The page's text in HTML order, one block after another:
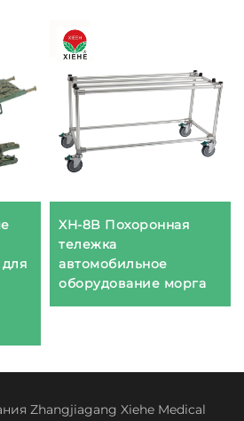
XH-8B Похоронная
тележка
автомобильное
оборудование морга
Zhangjiagang Xiehe Medical